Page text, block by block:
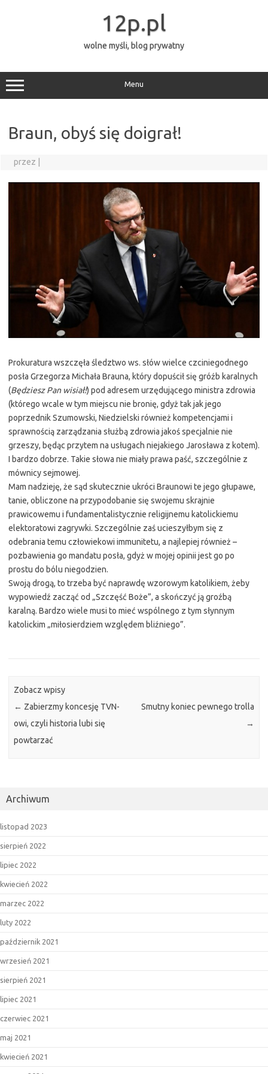
12p.pl
wolne myśli, blog prywatny
Menu
Braun, obyś się doigrał!
przez
Prokuratura wszczęła śledztwo ws. słów wielce czciniegodnego
posła Grzegorza Michała Brauna, który dopuścił się gróźb karalnych
(Będziesz Pan wisiał!) pod adresem urzędującego ministra zdrowia
(którego wcale w tym miejscu nie bronię, gdyż tak jak jego
poprzednik Szumowski, Niedzielski również kompetencjami i
sprawnością zarządzania służbą zdrowia jakoś specjalnie nie
grzeszy, będąc przytem na usługach niejakiego Jarosława z kotem).
I bardzo dobrze. Takie słowa nie miały prawa paść, szczególnie z
mównicy sejmowej.
Mam nadzieję, że sąd skutecznie ukróci Braunowi te jego głupawe,
tanie, obliczone na przypodobanie się swojemu skrajnie
prawicowemu i fundamentalistycznie religijnemu katolickiemu
elektoratowi zagrywki. Szczególnie zaś ucieszyłbym się z
odebrania temu człowiekowi immunitetu, a najlepiej również –
pozbawienia go mandatu posła, gdyż w mojej opinii jest go po
prostu do bólu niegodzien.
Swoją drogą, to trzeba być naprawdę wzorowym katolikiem, żeby
wypowiedź zacząć od „Szczęść Boże”, a skończyć ją groźbą
karalną. Bardzo wiele musi to mieć wspólnego z tym słynnym
katolickim „miłosierdziem względem bliźniego”.
Zobacz wpisy
← Zabierzmy koncesję TVN-
owi, czyli historia lubi się
powtarzać
Smutny koniec pewnego trolla
→
Archiwum
listopad 2023
sierpień 2022
lipiec 2022
kwiecień 2022
marzec 2022
luty 2022
październik 2021
wrzesień 2021
sierpień 2021
lipiec 2021
czerwiec 2021
maj 2021
kwiecień 2021